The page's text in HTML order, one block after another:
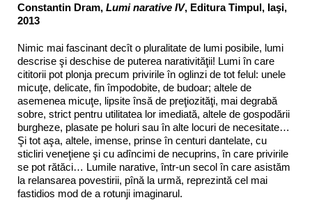
Constantin Dram, Lumi narative IV, Editura Timpul, Iaşi,
2013
Nimic mai fascinant decît o pluralitate de lumi posibile, lumi
descrise şi deschise de puterea narativităţii! Lumi în care
cititorii pot plonja precum privirile în oglinzi de tot felul: unele
micuţe, delicate, fin împodobite, de budoar; altele de
asemenea micuţe, lipsite însă de preţiozităţi, mai degrabă
sobre, strict pentru utilitatea lor imediată, altele de gospodării
burgheze, plasate pe holuri sau în alte locuri de necesitate…
Şi tot aşa, altele, imense, prinse în centuri dantelate, cu
sticliri veneţiene şi cu adîncimi de necuprins, în care privirile
se pot rătăci… Lumile narative, într-un secol în care asistăm
la relansarea povestirii, pînă la urmă, reprezintă cel mai
fastidios mod de a rotunji imaginarul.